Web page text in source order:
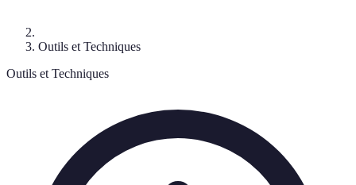
Outils et Techniques
Outils et Techniques